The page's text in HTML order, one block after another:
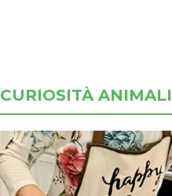
CURIOSITÀ ANIMALI